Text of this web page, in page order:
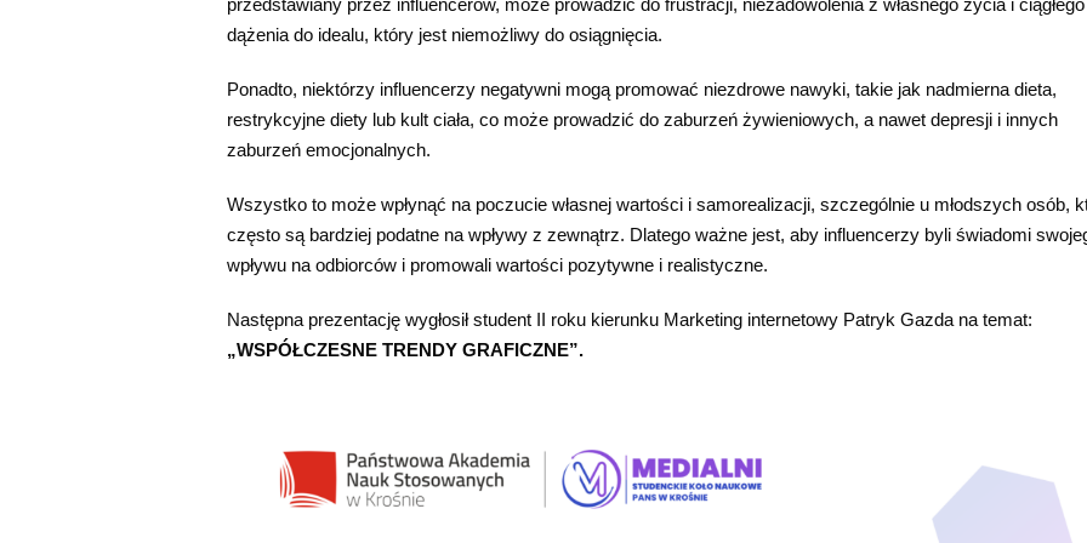
dążenia do idealu, który jest niemożliwy do osiągnięcia.
Ponadto, niektórzy influencerzy negatywni mogą promować niezdrowe nawyki, takie jak nadmierna dieta,
restrykcyjne diety lub kult ciała, co może prowadzić do zaburzeń żywieniowych, a nawet depresji i innych
zaburzeń emocjonalnych.
Wszystko to może wpłynąć na poczucie własnej wartości i samorealizacji, szczególnie u młodszych osób,
często są bardziej podatne na wpływy z zewnątrz. Dlatego ważne jest, aby influencerzy byli świadomi
wpływu na odbiorców i promowali wartości pozytywne i realistyczne.
Następna prezentację wygłosił student II roku kierunku Marketing internetowy Patryk Gazda na temat:
„WSPÓŁCZESNE TRENDY GRAFICZNE”.